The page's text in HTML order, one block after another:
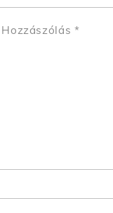
Hozzászólás *